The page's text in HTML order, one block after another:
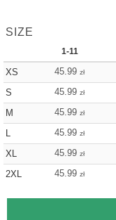
SIZE
1-11
XS 45.99 zł
S
45.99 zł
M
45.99 zł
L
45.99 zł
XL
45.99 zł
2XL
45.99 zł